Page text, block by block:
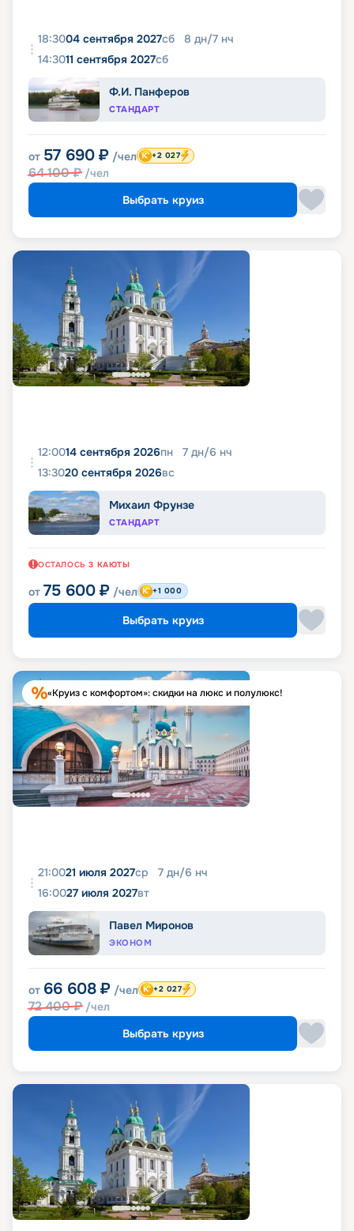
18:3004 сентября 2027сб 8 дн/7 нч
14:3011 сентября 2027сб
Ф.И. Панферов
СТАНДАРТ
от 57 690 ₽ /чел
64 100₽ /чел
+2 027
Выбрать круиз
12:0014 сентября 2026пн 7 дн/6 нч
13:3020 сентября 2026вс
Михаил Фрунзе
СТАНДАРТ
ОСТАЛОСЬ 3 КАЮТЫ
от 75 600 ₽ /чел +1 000
Выбрать круиз
«Круиз с комфортом»: скидки на люкс и полулюкс!
21:0021 июля 2027ср 7 дн/6 нч
16:0027 июля 2027вт
Павел Миронов
ЭКОНОМ
от 66 608 ₽ /чел
72 400₽ /чел
+2 027
Выбрать круиз